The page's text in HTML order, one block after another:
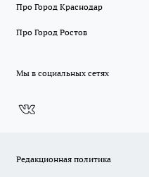
Про Город Краснодар
Про Город Ростов
Мы в социальных сетях
Редакционная политика